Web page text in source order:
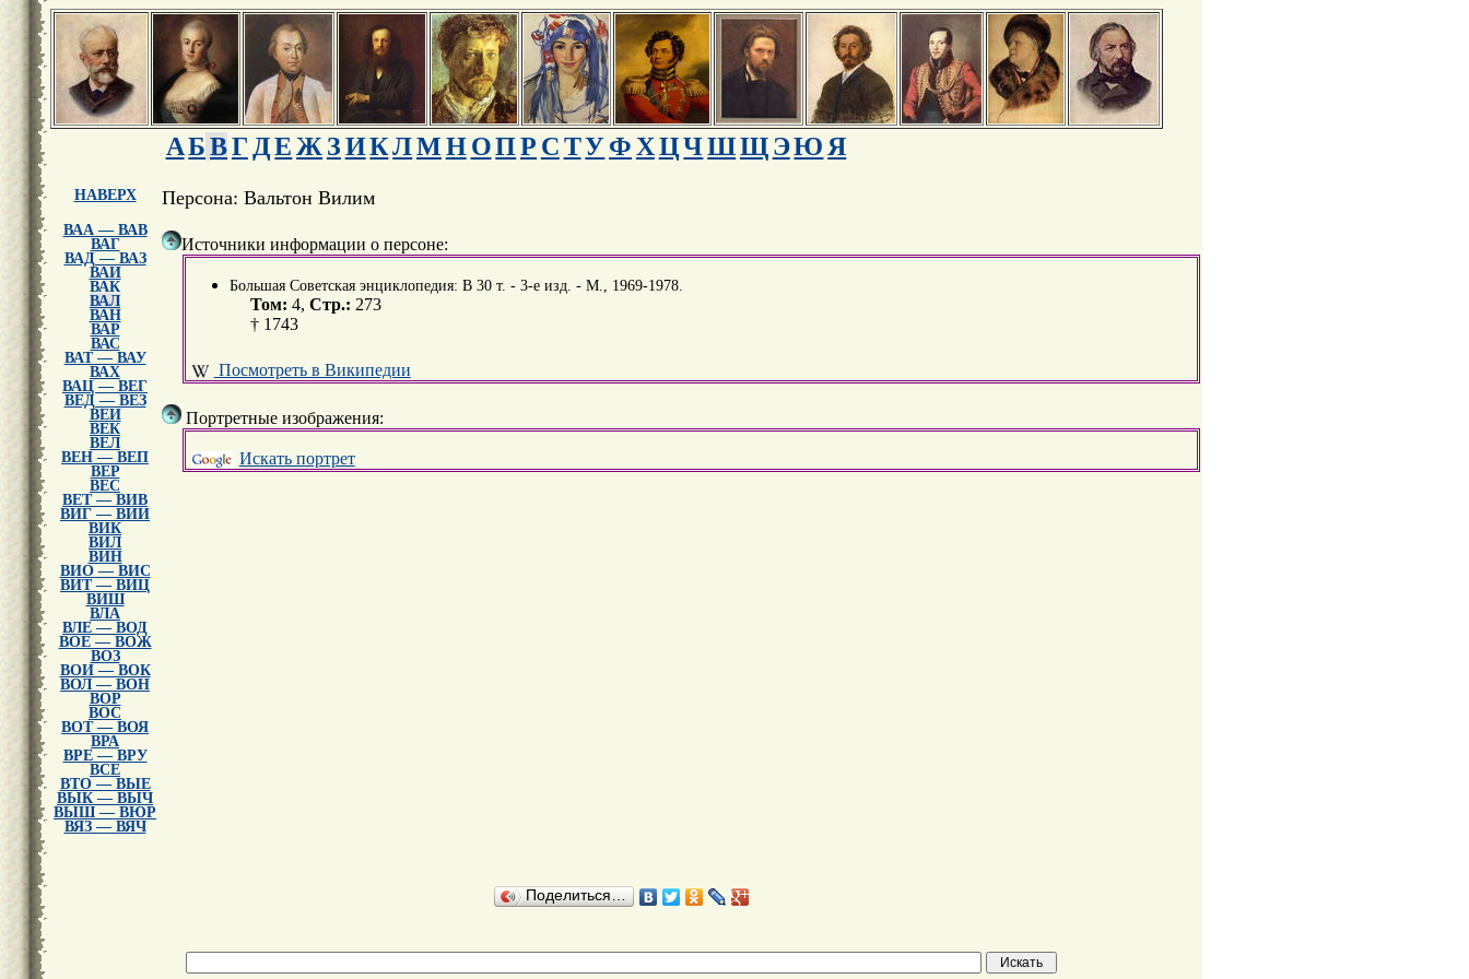
АБВГ ДЕ Ж ЗИКЛМН ОПР СТУФ ХЦЧШЩЭЮ Я
НАВЕРХ
ВАА — ВАВ
ВАГ
ВАД — ВАЗ
ВАИ
ВАК
ВАЛ
ВАН
ВАР
ВАС
ВАТ — ВАУ
ВАХ
ВАЦ — ВЕГ
ВЕД — ВЕЗ
ВЕИ
ВЕК
ВЕЛ
ВЕН — ВЕП
ВЕР
ВЕС
ВЕТ — ВИВ
ВИГ — ВИИ
ВИК
ВИЛ
ВИН
ВИО — ВИС
ВИТ — ВИЦ
ВИШ
ВЛА
ВЛЕ — ВОД
ВОЕ — ВОЖ
ВОЗ
ВОИ — ВОК
ВОЛ — ВОН
ВОР
ВОС
ВОТ — ВОЯ
ВРА
ВРЕ — ВРУ
ВСЕ
ВТО — ВЫЕ
ВЫК — ВЫЧ
ВЫШ — ВЮР
ВЯЗ — ВЯЧ
Персона: Вальтон Вилим
Источники информации о персоне:
Большая Советская энциклопедия: В 30 т. - 3-е изд. - М., 1969-1978.
Том: 4, Стр.: 273
† 1743
Посмотреть в Википедии
Портретные изображения:
Искать портрет
Поделиться…